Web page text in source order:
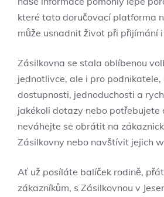
které tato doručovací platforma
může usnadnit ‌život při přijímání
Zásilkovna se ⁢stala ‌oblíbenou‌
jednotlivce, ale i pro podnikatele,
dostupnosti,⁢ jednoduchosti a
jakékoli dotazy nebo potřebujete
neváhejte se obrátit na
Zásilkovny ‍nebo navštívit jejich
Ať už posíláte balíček rodině,
zákazníkům, s Zásilkovnou v